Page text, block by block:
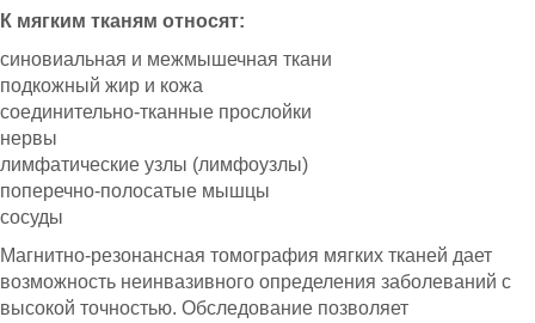
К мягким тканям относят:
синовиальная и межмышечная ткани
подкожный жир и кожа
соединительно-тканные прослойки
нервы
лимфатические узлы (лимфоузлы)
поперечно-полосатые мышцы
сосуды
Магнитно-резонансная томография мягких тканей дает
возможность неинвазивного определения заболеваний с
высокой точностью. Обследование позволяет